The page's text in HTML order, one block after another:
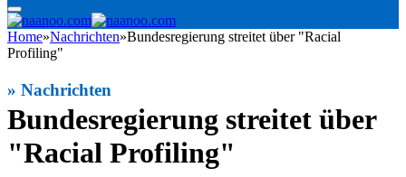
Home»Nachrichten»Bundesregierung streitet über "Racial
Profiling"
Bundesregierung streitet über
"Racial Profiling"
» Nachrichten